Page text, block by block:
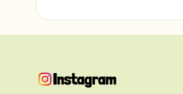
Instagram